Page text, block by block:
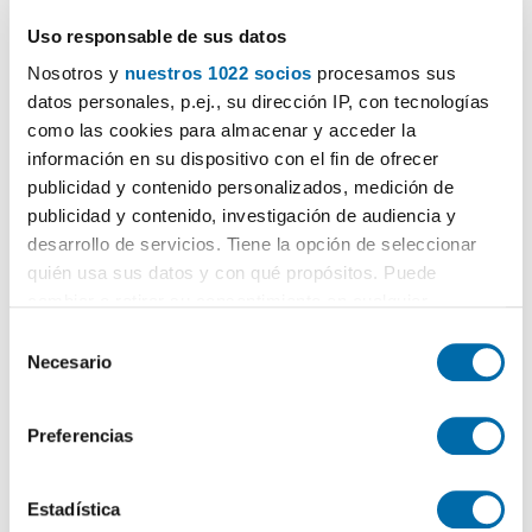
Uso responsable de sus datos
Nosotros y nuestros 1022 socios procesamos sus
datos personales, p.ej., su dirección IP, con tecnologías
como las cookies para almacenar y acceder la
información en su dispositivo con el fin de ofrecer
publicidad y contenido personalizados, medición de
publicidad y contenido, investigación de audiencia y
desarrollo de servicios. Tiene la opción de seleccionar
quién usa sus datos y con qué propósitos. Puede
el Menú de consentimiento.
Recopilar información sobre su ubicación geográfica
Identificar su dispositivo analizándolo activamente
Necesario
Preferencias
Estadística
Contactar
3.450€
Centro, Centro Histórico, Málaga
Máx. 10km